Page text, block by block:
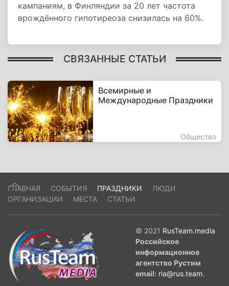
кампаниям, в Финляндии за 20 лет частота
врождённого гипотиреоза снизилась на 60%.
СВЯЗАННЫЕ СТАТЬИ
Всемирные и
Международные Праздники
Общество
ГЛАВНАЯ СОБЫТИЯ ПРАЗДНИКИ
ЛЮДИ
ОРГАНИЗАЦИИ
МЕСТА СТАТЬИ
© 2021 RusTeam.media
Российское
информационное
агентство Рустим
email: ria@rus.team.